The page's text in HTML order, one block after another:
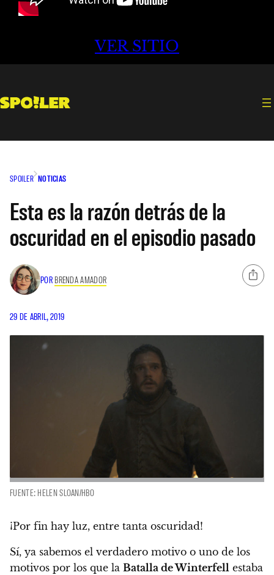
VER SITIO
SPOILER NOTICIAS
Esta es la razón detrás de la
oscuridad en el episodio pasado
POR BRENDA AMADOR
29 DE ABRIL, 2019
FUENTE: HELEN SLOAN/HBO
¡Por fin hay luz, entre tanta oscuridad!
Sí, ya sabemos el verdadero motivo o uno de los
motivos por los que la Batalla de Winterfell estaba